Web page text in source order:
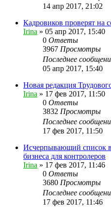
14 апр 2017, 21:02
Кадровиков проверят на
Irina » 05 апр 2017, 15:40
0 Ответы
3967 Просмотры
Последнее
05 апр 2017, 15:40
Новая редакция
Irina » 17 фев 2017, 11:50
0 Ответы
3832 Просмотры
Последнее
17 фев 2017, 11:50
Исчерпывающий список
бизнеса для контролеров
Irina » 17 фев 2017, 11:46
0 Ответы
3680 Просмотры
Последнее
17 фев 2017, 11:46